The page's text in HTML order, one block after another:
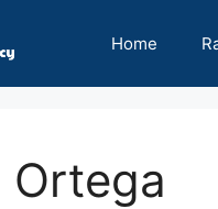
Home
Ortega